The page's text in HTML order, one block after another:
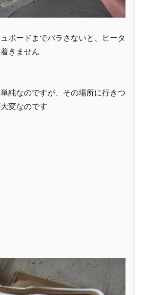
ボードまでバラさないと、ヒータ
きません
純なのですが、その場所に行きつ
変なのです